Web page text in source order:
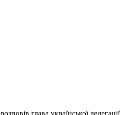
розповів глава української делегації